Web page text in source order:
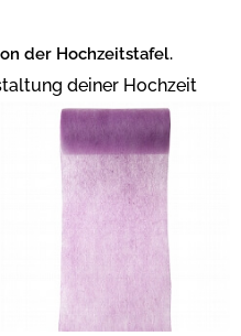
der Hochzeitstafel.
deiner Hochzeit